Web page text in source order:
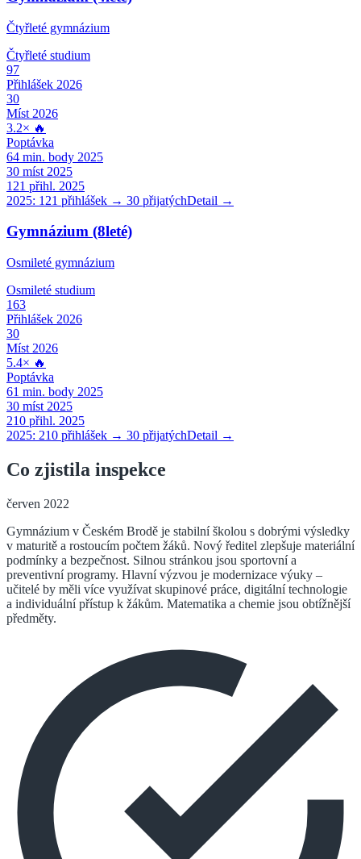
Čtyřleté gymnázium
Čtyřleté studium
97
Přihlášek 2026
30
Míst 2026
3.2× 🔥
Poptávka
64 min. body 2025
30 míst 2025
121 přihl. 2025
2025: 121 přihlášek → 30 přijatýchDetail →
Gymnázium (8leté)
Osmileté gymnázium
Osmileté studium
163
Přihlášek 2026
30
Míst 2026
5.4× 🔥
Poptávka
61 min. body 2025
30 míst 2025
210 přihl. 2025
2025: 210 přihlášek → 30 přijatýchDetail →
Co zjistila inspekce
červen 2022
Gymnázium v Českém Brodě je stabilní školou s dobrými výsledky
v maturitě a rostoucím počtem žáků. Nový ředitel zlepšuje materiální
podmínky a bezpečnost. Silnou stránkou jsou sportovní a
preventivní programy. Hlavní výzvou je modernizace výuky –
učitelé by měli více využívat skupinové práce, digitální technologie
a individuální přístup k žákům. Matematika a chemie jsou obtížnější
předměty.